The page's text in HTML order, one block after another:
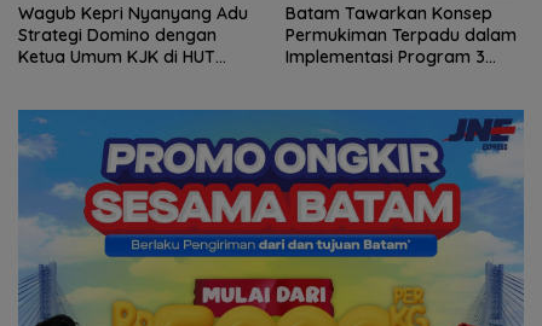
Wagub Kepri Nyanyang Adu
Strategi Domino dengan
Ketua Umum KJK di HUT
Batam Tawarkan Konsep
Permukiman Terpadu dalam
Implementasi Program 3